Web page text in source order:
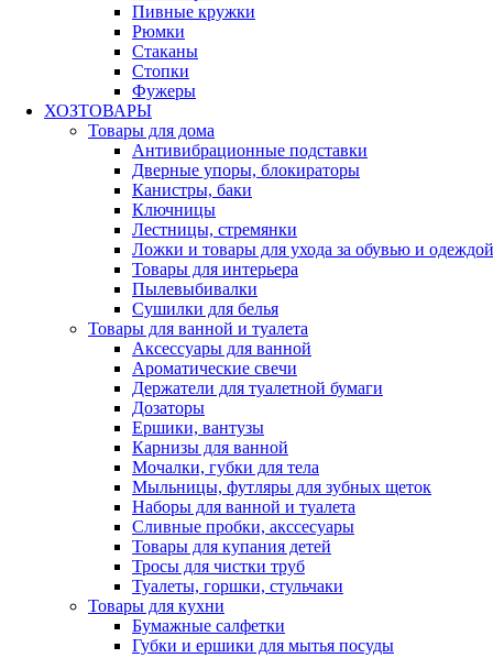
Пивные кружки
Рюмки
Стаканы
Стопки
Фужеры
ХОЗТОВАРЫ
Товары для дома
Антивибрационные подставки
Дверные упоры, блокираторы
Канистры, баки
Ключницы
Лестницы, стремянки
Ложки и товары для ухода за обувью и одеждой
Товары для интерьера
Пылевыбивалки
Сушилки для белья
Товары для ванной и туалета
Аксессуары для ванной
Ароматические свечи
Держатели для туалетной бумаги
Дозаторы
Ершики, вантузы
Карнизы для ванной
Мочалки, губки для тела
Мыльницы, футляры для зубных щеток
Наборы для ванной и туалета
Сливные пробки, акссесуары
Товары для купания детей
Тросы для чистки труб
Туалеты, горшки, стульчаки
Товары для кухни
Бумажные салфетки
Губки и ершики для мытья посуды